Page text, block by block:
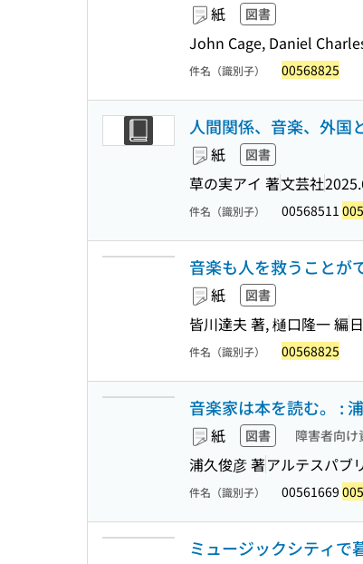
紙 図書
John Cage, Daniel
件名（識別子） 00568825
人間関係、音楽、外国
紙 図書
草の実アイ 著文芸社
件名（識別子） 00568511
音楽も人を救うことが
紙 図書
皆川達夫 著, 樋口隆一 編
件名（識別子） 00568825
音楽家は本を読む。 :
紙 図書 障害者向け
浦久俊彦 著アルテスパブ
件名（識別子） 00561669
ミュージックシティで